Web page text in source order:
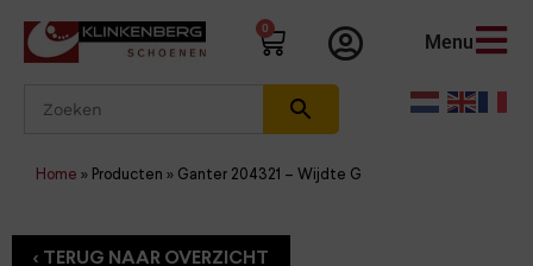
0
Menu
Home » Producten » Ganter 204321 – Wijdte G